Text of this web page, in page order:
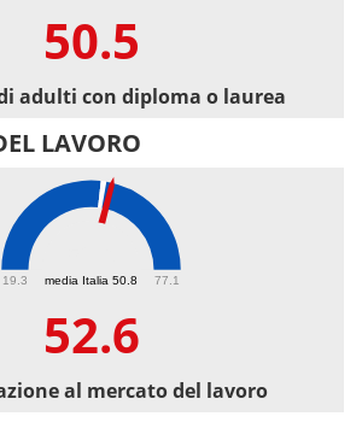
50.5
adulti con diploma o laurea
LAVORO
media Italia 50.8
19.3 77.1
52.6
al mercato del lavoro